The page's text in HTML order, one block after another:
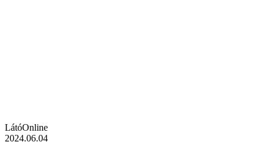
LátóOnline
2024.06.04